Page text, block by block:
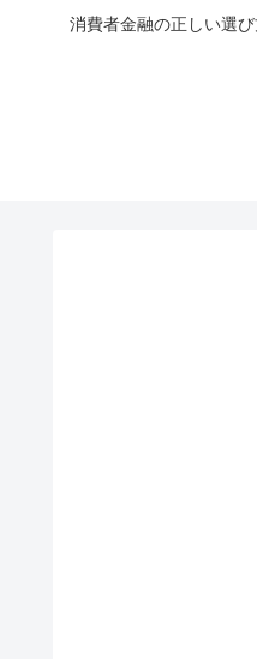
消費者金融の正しい選